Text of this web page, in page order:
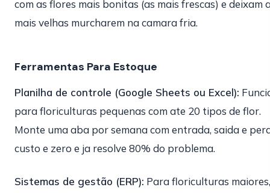
com as flores mais bonitas (as mais frescas) e deixam
mais velhas murcharem na camara fria.
Ferramentas Para Estoque
Planilha de controle (Google Sheets ou Excel):
para floriculturas pequenas com ate 20 tipos de flor.
Monte uma aba por semana com entrada, saida e
custo e zero e ja resolve 80% do problema.
Sistemas de gestão (ERP): Para floriculturas maiores,